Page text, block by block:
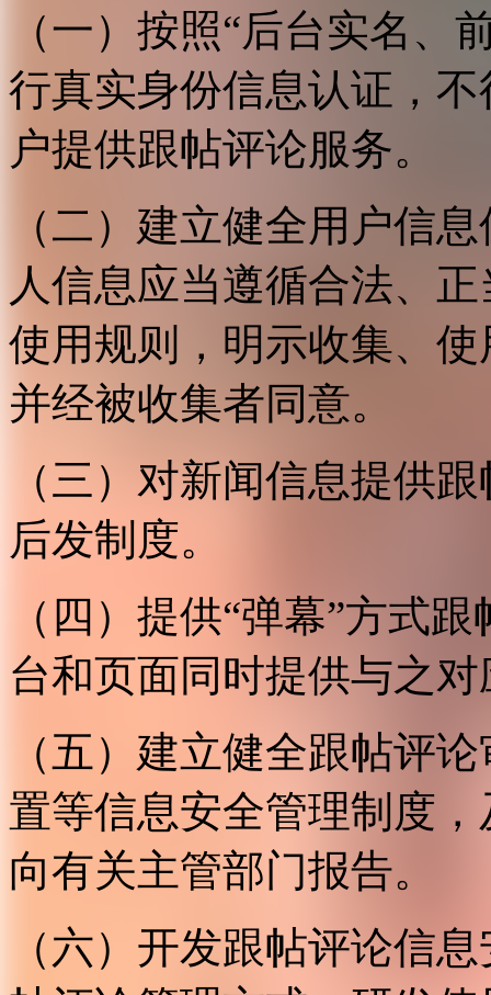
（一）按照“后台实名、
行真实身份信息认证，
户提供跟帖评论服务。
（二）建立健全用户信
人信息应当遵循合法、
使用规则，明示收集、
并经被收集者同意。
（三）对新闻信息提供
后发制度。
（四）提供“弹幕”方式
台和页面同时提供与之
（五）建立健全跟帖评
置等信息安全管理制度
向有关主管部门报告。
（六）开发跟帖评论信